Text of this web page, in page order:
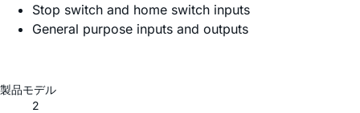
Stop switch and home switch inputs
General purpose inputs and outputs
製品モデル
2